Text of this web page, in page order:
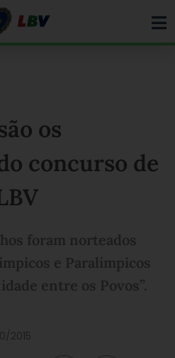
os
concurso de
foram norteados
e Paralímpicos
entre os Povos”.
2015